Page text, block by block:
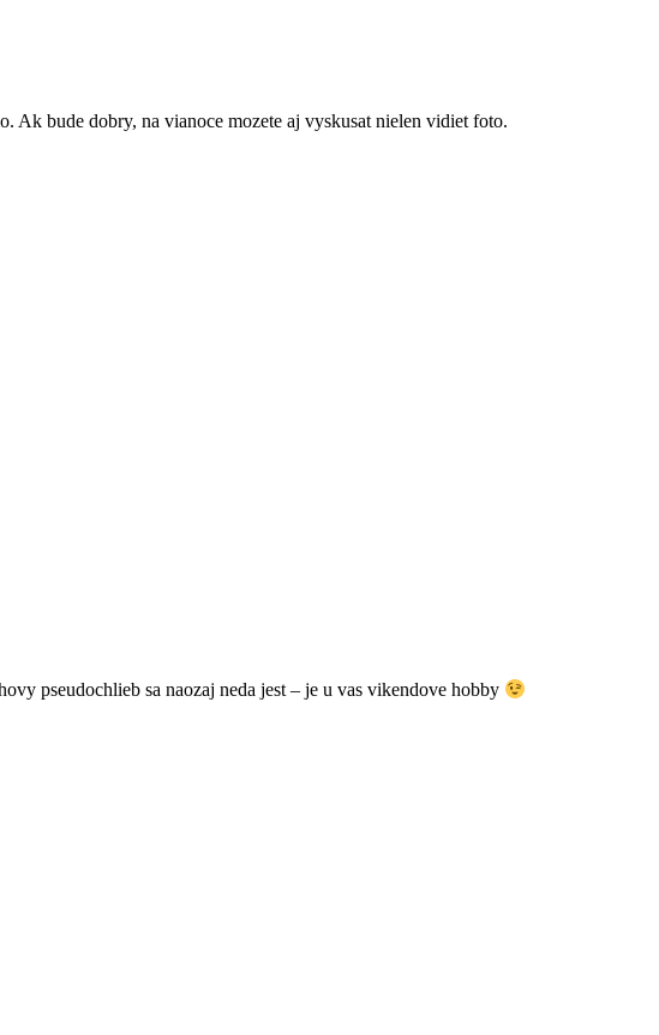
Ak bude dobry, na vianoce mozete aj vyskusat nielen vidiet foto.
pseudochlieb sa naozaj neda jest – je u vas vikendove hobby